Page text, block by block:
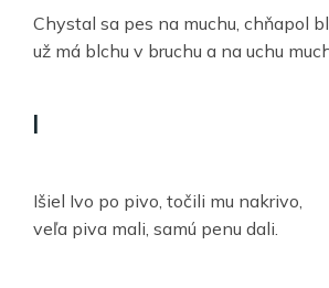
Chystal sa pes na muchu, chňapol
už má blchu v bruchu a na uchu
I
Išiel Ivo po pivo, točili mu nakrivo,
veľa piva mali, samú penu dali.